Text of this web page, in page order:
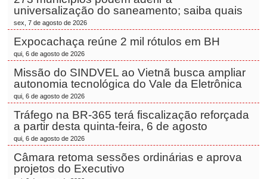
universalização do saneamento; saiba quais
sex, 7 de agosto de 2026
Expocachaça reúne 2 mil rótulos em BH
qui, 6 de agosto de 2026
Missão do SINDVEL ao Vietnã busca ampliar
autonomia tecnológica do Vale da Eletrônica
qui, 6 de agosto de 2026
Tráfego na BR-365 terá fiscalização reforçada
a partir desta quinta-feira, 6 de agosto
qui, 6 de agosto de 2026
Câmara retoma sessões ordinárias e aprova
projetos do Executivo